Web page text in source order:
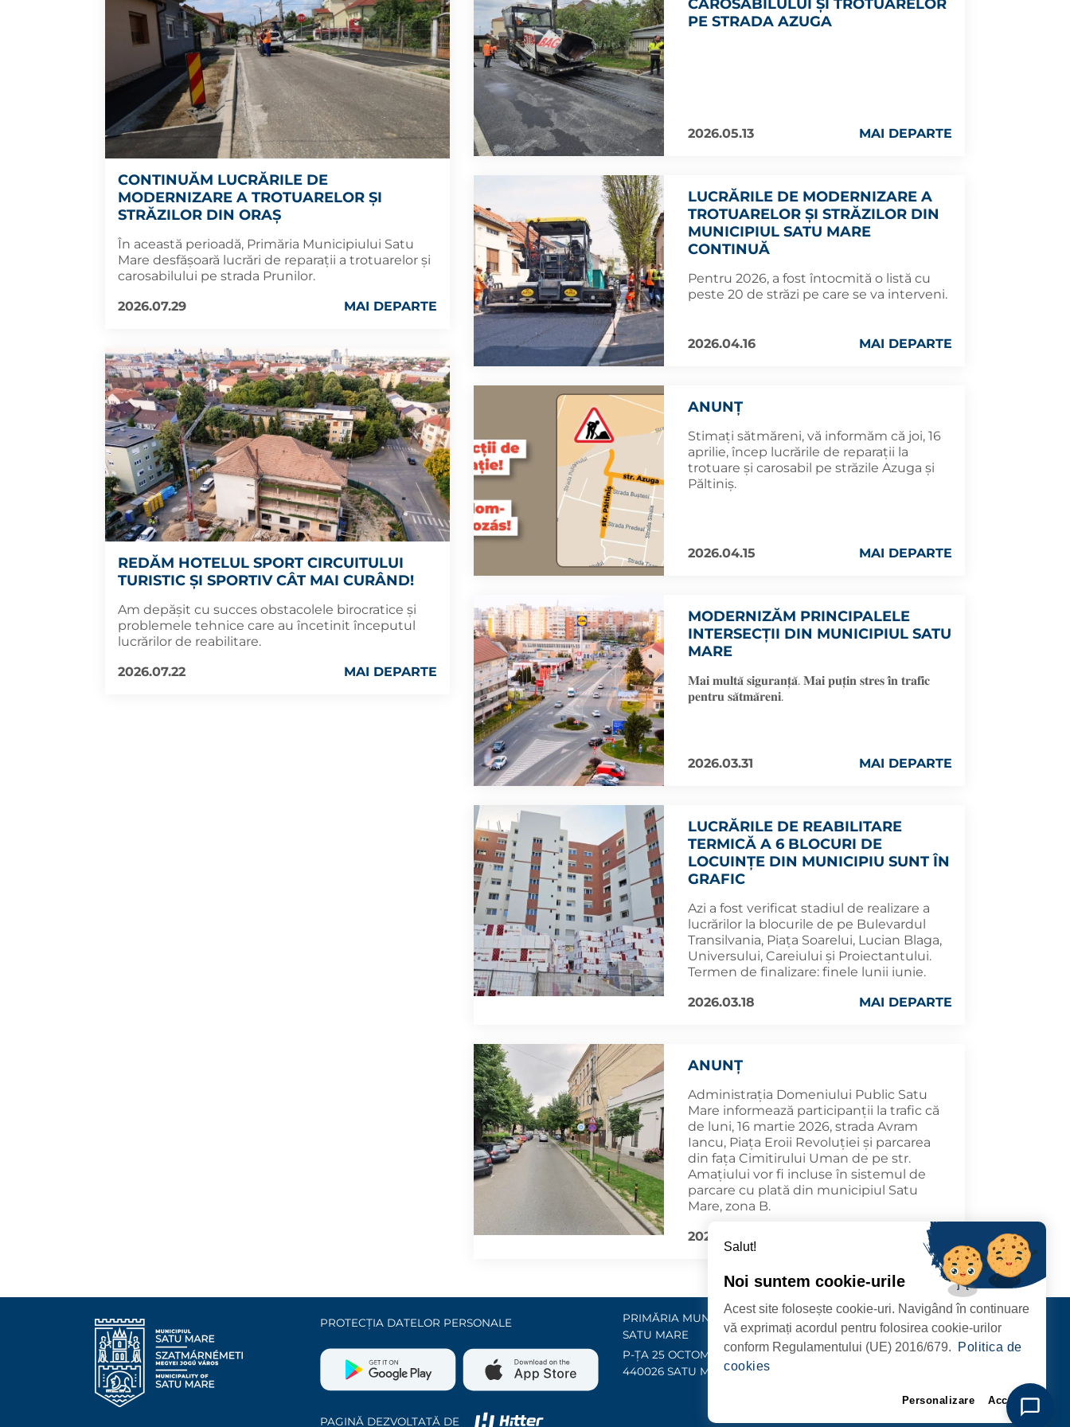
CONTINUĂM LUCRĂRILE DE
MODERNIZARE A TROTUARELOR ȘI
STRĂZILOR DIN ORAȘ
În această perioadă, Primăria Municipiului Satu
Mare desfășoară lucrări de reparații a trotuarelor și
carosabilului pe strada Prunilor.
2026.07.29
MAI DEPARTE
REDĂM HOTELUL SPORT CIRCUITULUI
TURISTIC ȘI SPORTIV CÂT MAI CURÂND!
Am depășit cu succes obstacolele birocratice și
problemele tehnice care au încetinit începutul
lucrărilor de reabilitare.
2026.07.22
MAI DEPARTE
CAROSABILULUI ȘI TROTUARELOR
PE STRADA AZUGA
2026.05.13 MAI DEPARTE
LUCRĂRILE DE MODERNIZARE A
TROTUARELOR ȘI STRĂZILOR DIN
MUNICIPIUL SATU MARE
CONTINUĂ
Pentru 2026, a fost întocmită o listă cu
peste 20 de străzi pe care se va interveni.
2026.04.16 MAI DEPARTE
ANUNȚ
Stimați sătmăreni, vă informăm că joi, 16
aprilie, încep lucrările de reparații la
trotuare și carosabil pe străzile Azuga și
Păltiniș.
2026.04.15 MAI DEPARTE
MODERNIZĂM PRINCIPALELE
INTERSECȚII DIN MUNICIPIUL SATU
MARE
𝐌𝐚𝐢 𝐦𝐮𝐥𝐭𝐚̆ 𝐬𝐢𝐠𝐮𝐫𝐚𝐧𝐭̦𝐚̆. 𝐌𝐚𝐢 𝐩𝐮𝐭̦𝐢𝐧 𝐬𝐭𝐫𝐞𝐬 𝐢̂𝐧 𝐭𝐫𝐚𝐟𝐢𝐜
𝐩𝐞𝐧𝐭𝐫𝐮 𝐬𝐚̆𝐭𝐦𝐚̆𝐫𝐞𝐧𝐢.
2026.03.31 MAI DEPARTE
LUCRĂRILE DE REABILITARE
TERMICĂ A 6 BLOCURI DE
LOCUINȚE DIN MUNICIPIU SUNT ÎN
GRAFIC
Azi a fost verificat stadiul de realizare a
lucrărilor la blocurile de pe Bulevardul
Transilvania, Piața Soarelui, Lucian Blaga,
Universului, Careiului și Proiectantului.
Termen de finalizare: finele lunii iunie.
2026.03.18
MAI DEPARTE
ANUNȚ
Administrația Domeniului Public Satu
Mare informează participanții la trafic că
de luni, 16 martie 2026, strada Avram
Iancu, Piața Eroii Revoluției și parcarea
din fața Cimitirului Uman de pe str.
Amațiului vor fi incluse în sistemul de
parcare cu plată din municipiul Satu
Mare, zona B.
2026.03.10
MAI DEPARTE
PROTECȚIA DATELOR PERSONALE
PAGINĂ DEZVOLTATĂ DE
PRIMĂRIA MUNICIPIULUI
SATU MARE
P-ȚA 25 OCTOMBRIE, NR. 1 CORP M,
440026 SATU MARE
Contact
URMĂRIȚI-NE
Salut!
Noi suntem cookie-urile
Acest site folosește cookie-uri. Navigând în continuare
vă exprimați acordul pentru folosirea cookie-urilor
conform Regulamentului (UE) 2016/679.
Politica de
cookies
Personalizare Accept